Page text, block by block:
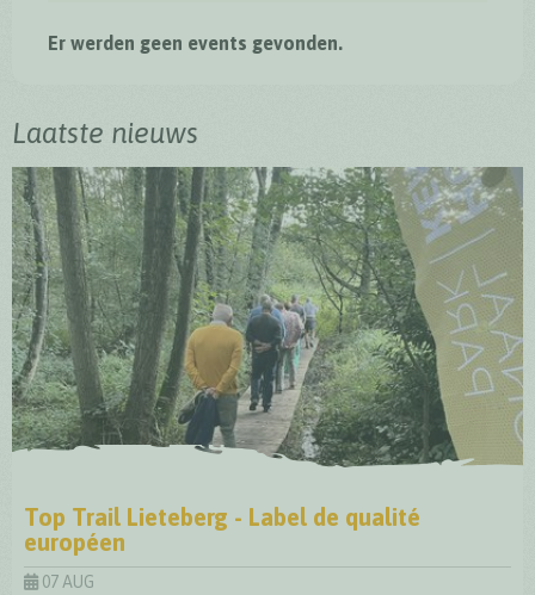
Er werden geen events gevonden.
Laatste nieuws
Top Trail Lieteberg - Label de qualité
européen
07 AUG